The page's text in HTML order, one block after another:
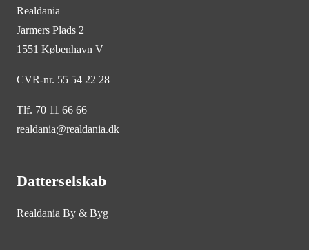
Realdania
Jarmers Plads 2
1551 København V
CVR-nr. 55 54 22 28
Tlf. 70 11 66 66
realdania@realdania.dk
Datterselskab
Realdania By & Byg